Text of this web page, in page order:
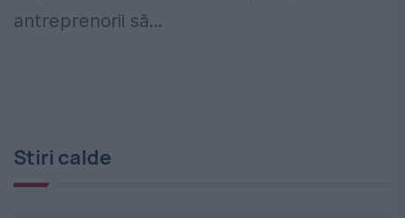
antreprenorii să...
Stiri calde